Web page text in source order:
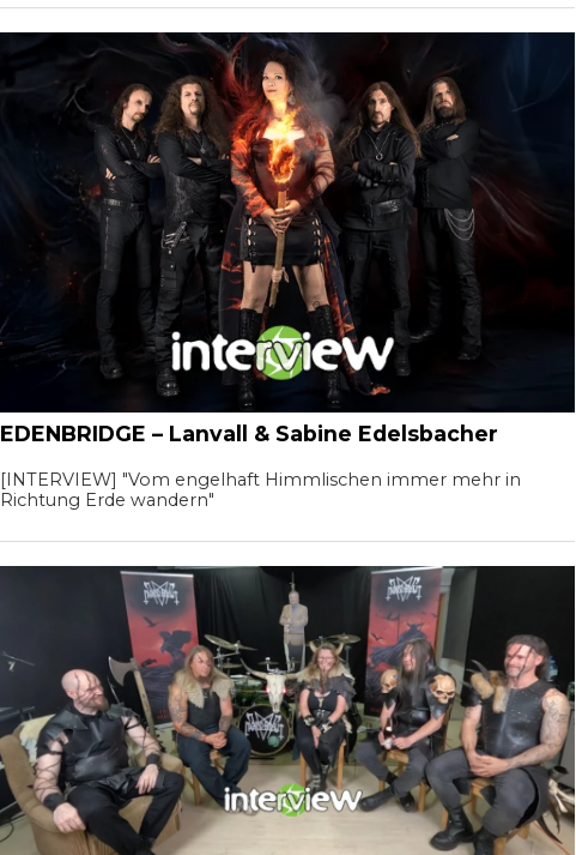
EDENBRIDGE – Lanvall & Sabine Edelsbacher
[INTERVIEW] "Vom engelhaft Himmlischen immer mehr in
Richtung Erde wandern"